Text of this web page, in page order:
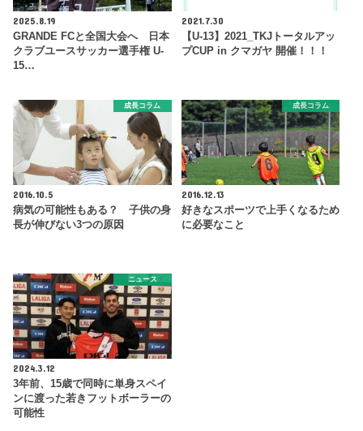
2025.8.19
GRANDE FCと全国大会へ 日本
クラブユースサッカー選手権 U-
15…
2021.7.30
【U-13】2021_TKJトータルアッ
プCUP in クマガヤ 開催！！！
成長コラム
2016.10.5
病気の可能性もある？ 子供の身
長が伸びない3つの原因
成長コラム
2016.12.13
好きなスポーツで上手くなるため
に必要なこと
ニュース
2024.3.12
3年前、15歳で同時に単身スペイ
ンに渡った若きフットボーラーの
可能性